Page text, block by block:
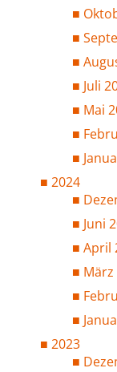
Juli
Mai
2024
Juni
April
März
2023